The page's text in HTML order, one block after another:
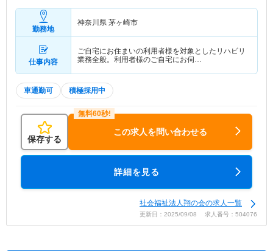
勤務地
神奈川県 茅ヶ崎市
仕事内容
ご自宅にお住まいの利用者様を対象としたリハビリ
業務全般。利用者様のご自宅にお伺…
車通勤可 積極採用中
保存する
この求人を問い合わせる
詳細を見る
社会福祉法人翔の会の求人一覧
更新日：2025/09/08 求人番号：504076